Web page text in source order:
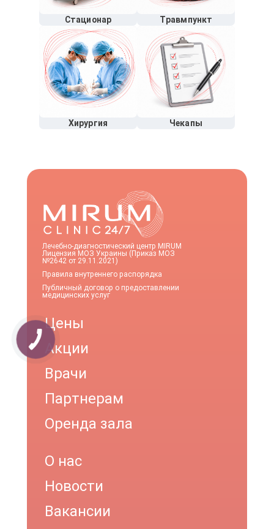
Стационар Травмпункт
Хирургия Чекапы
Лечебно-диагностический центр MIRUM
Лицензия МОЗ Украины (Приказ МОЗ
№2642 от 29.11.2021)
Правила внутреннего распорядка
Публичный договор о предоставлении
медицинских услуг
Цены
Акции
Врачи
Партнерам
Оренда зала
О нас
Новости
Вакансии